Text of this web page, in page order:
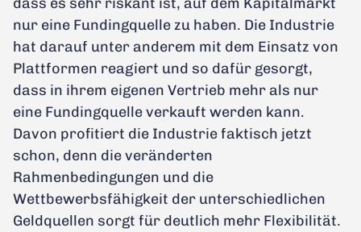
nur eine Fundingquelle zu haben. Die Industrie
hat darauf unter anderem mit dem Einsatz von
Plattformen reagiert und so dafür gesorgt,
dass in ihrem eigenen Vertrieb mehr als nur
eine Fundingquelle verkauft werden kann.
Davon profitiert die Industrie faktisch jetzt
schon, denn die veränderten
Rahmenbedingungen und die
Wettbewerbsfähigkeit der unterschiedlichen
Geldquellen sorgt für deutlich mehr Flexibilität.